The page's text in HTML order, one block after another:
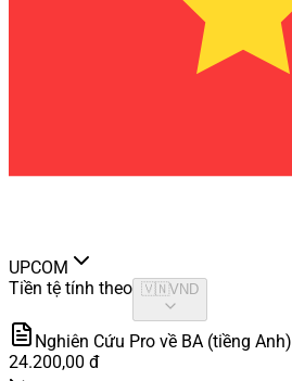
UPCOM
Tiền tệ tính theo 🇻🇳 VND
Nghiên Cứu Pro về BA (tiềng Anh)
24.200,00 đ